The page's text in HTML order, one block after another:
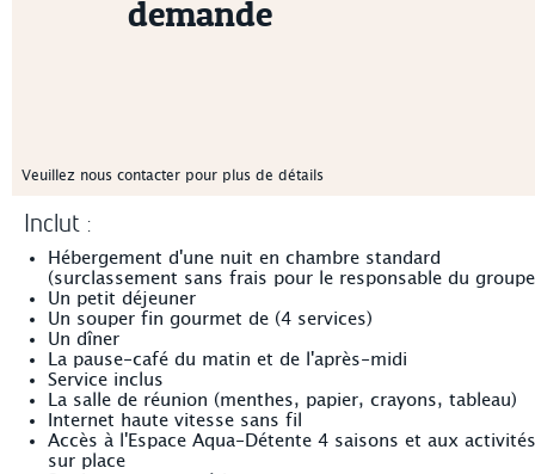
demande
Veuillez nous contacter pour plus de détails
Inclut :
Hébergement d'une nuit en chambre standard
(surclassement sans frais pour le responsable du
Un petit déjeuner
Un souper fin gourmet de (4 services)
Un dîner
La pause-café du matin et de l'après-midi
Service inclus
La salle de réunion (menthes, papier, crayons, tableau)
Internet haute vitesse sans fil
Accès à l'Espace Aqua-Détente 4 saisons et aux activités
sur place